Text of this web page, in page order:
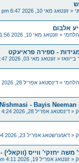
« זונטאג מאי 10, 2026 6:47 pm
אלבום
הלחמי « זונטאג מאי 10, 2026 11:56 am
- ספירה פראיעקט
« זונטאג מאי 03, 2026 6:47 pm
הלחמי « דינסטאג אפריל 28, 2026 9:53 pm
Nishmasi - Bayis
« דינסטאג אפריל 28, 2026 4:24 pm
« דאנערשטאג אפריל 23, 2026 4:04 pm
« זונטאג אפריל 19, 2026 4:11 pm